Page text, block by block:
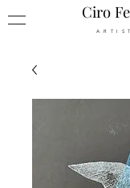
Ciro
A R T I S